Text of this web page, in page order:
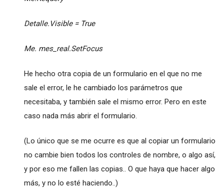
Detalle.Visible = True
Me. mes_real.SetFocus
He hecho otra copia de un formulario en el que no me
sale el error, le he cambiado los parámetros que
necesitaba, y también sale el mismo error. Pero en este
caso nada más abrir el formulario.
(Lo único que se me ocurre es que al copiar un formulario
no cambie bien todos los controles de nombre, o algo así,
y por eso me fallen las copias.. O que haya que hacer algo
más, y no lo esté haciendo..)